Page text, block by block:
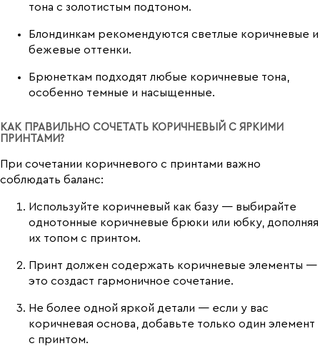
тона с золотистым подтоном.
Блондинкам рекомендуются светлые коричневые и
бежевые оттенки.
Брюнеткам подходят любые коричневые тона,
особенно темные и насыщенные.
КАК ПРАВИЛЬНО СОЧЕТАТЬ КОРИЧНЕВЫЙ С ЯРКИМИ
ПРИНТАМИ?
При сочетании коричневого с принтами важно
соблюдать баланс:
Используйте коричневый как базу — выбирайте
однотонные коричневые брюки или юбку, дополняя
их топом с принтом.
Принт должен содержать коричневые элементы —
это создаст гармоничное сочетание.
Не более одной яркой детали — если у вас
коричневая основа, добавьте только один элемент
с принтом.